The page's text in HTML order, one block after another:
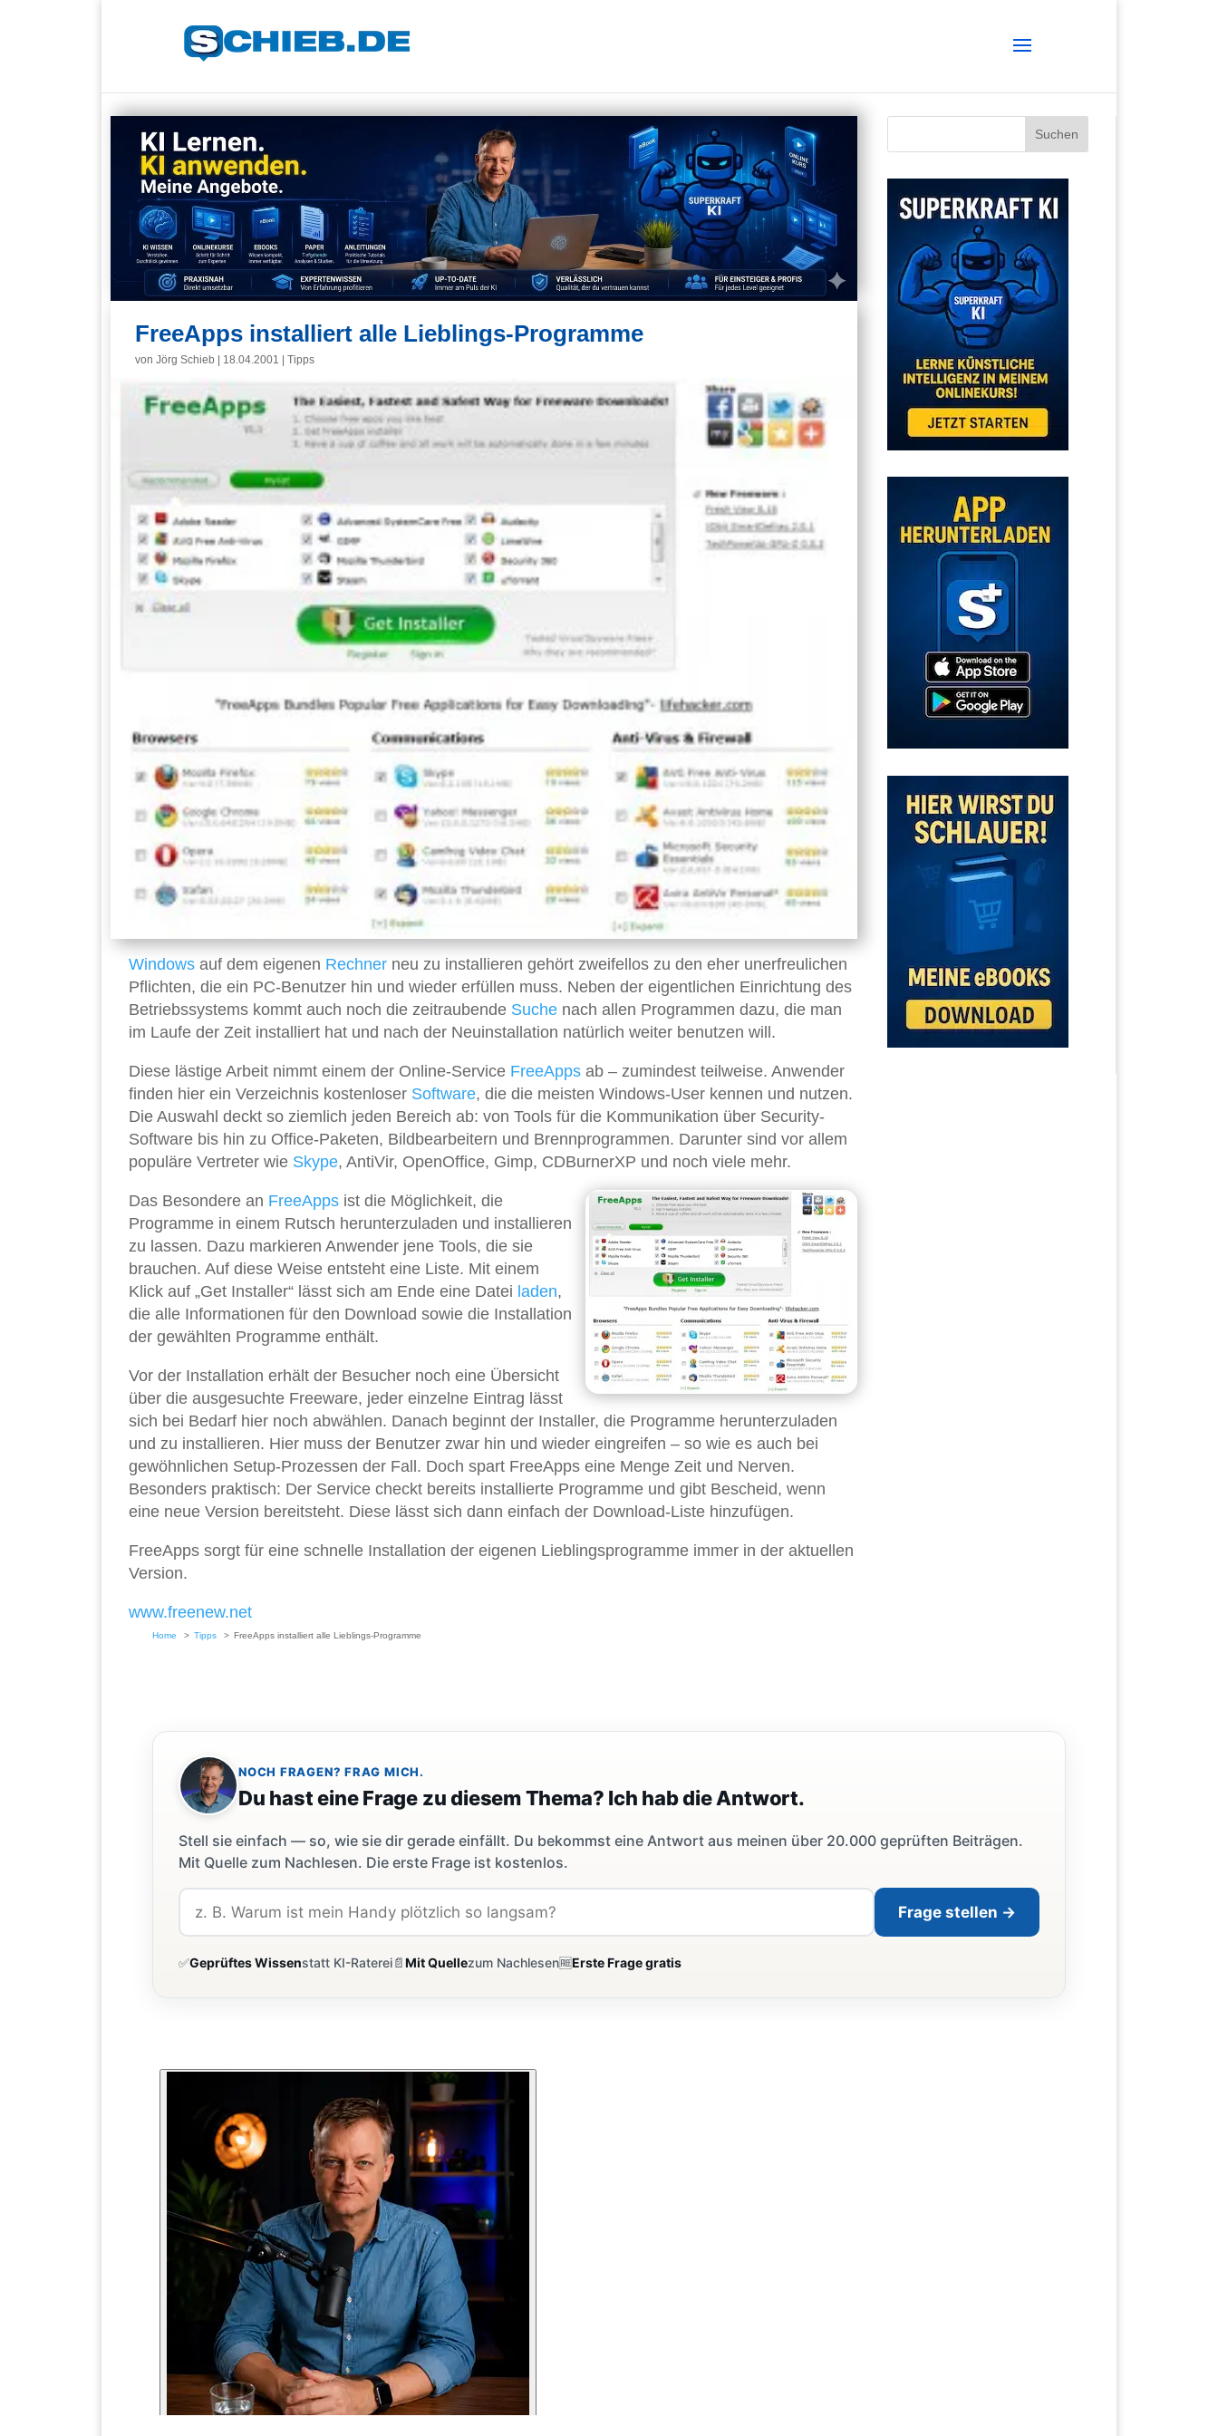
FreeApps installiert alle Lieblings-Programme
von Jörg Schieb 18.04.2001 Tipps
Windows auf dem eigenen Rechner neu zu installieren gehört zweifellos zu den eher unerfreulichen
Pflichten, die ein PC-Benutzer hin und wieder erfüllen muss. Neben der eigentlichen Einrichtung des
Betriebssystems kommt auch noch die zeitraubende Suche nach allen Programmen dazu, die man
im Laufe der Zeit installiert hat und nach der Neuinstallation natürlich weiter benutzen will.
Diese lästige Arbeit nimmt einem der Online-Service FreeApps ab – zumindest teilweise. Anwender
finden hier ein Verzeichnis kostenloser Software, die die meisten Windows-User kennen und nutzen.
Die Auswahl deckt so ziemlich jeden Bereich ab: von Tools für die Kommunikation über Security-
Software bis hin zu Office-Paketen, Bildbearbeitern und Brennprogrammen. Darunter sind vor allem
populäre Vertreter wie Skype, AntiVir, OpenOffice, Gimp, CDBurnerXP und noch viele mehr.
Das Besondere an FreeApps ist die Möglichkeit, die
Programme in einem Rutsch herunterzuladen und installieren
zu lassen. Dazu markieren Anwender jene Tools, die sie
brauchen. Auf diese Weise entsteht eine Liste. Mit einem
Klick auf „Get Installer“ lässt sich am Ende eine Datei laden,
die alle Informationen für den Download sowie die Installation
der gewählten Programme enthält.
Vor der Installation erhält der Besucher noch eine Übersicht
über die ausgesuchte Freeware, jeder einzelne Eintrag lässt
sich bei Bedarf hier noch abwählen. Danach beginnt der Installer, die Programme herunterzuladen
und zu installieren. Hier muss der Benutzer zwar hin und wieder eingreifen – so wie es auch bei
gewöhnlichen Setup-Prozessen der Fall. Doch spart FreeApps eine Menge Zeit und Nerven.
Besonders praktisch: Der Service checkt bereits installierte Programme und gibt Bescheid, wenn
eine neue Version bereitsteht. Diese lässt sich dann einfach der Download-Liste hinzufügen.
FreeApps sorgt für eine schnelle Installation der eigenen Lieblingsprogramme immer in der aktuellen
Version.
www.freenew.net
Home Tipps FreeApps installiert alle Lieblings-Programme
NOCH FRAGEN? FRAG MICH.
Du hast eine Frage zu diesem Thema? Ich hab die Antwort.
Stell sie einfach — so, wie sie dir gerade einfällt. Du bekommst eine Antwort aus meinen über 20.000 geprüften Beiträgen.
Mit Quelle zum Nachlesen. Die erste Frage ist kostenlos.
Frage stellen →
✅Geprüftes Wissenstatt KI-Raterei📄Mit Quellezum Nachlesen🆓Erste Frage gratis